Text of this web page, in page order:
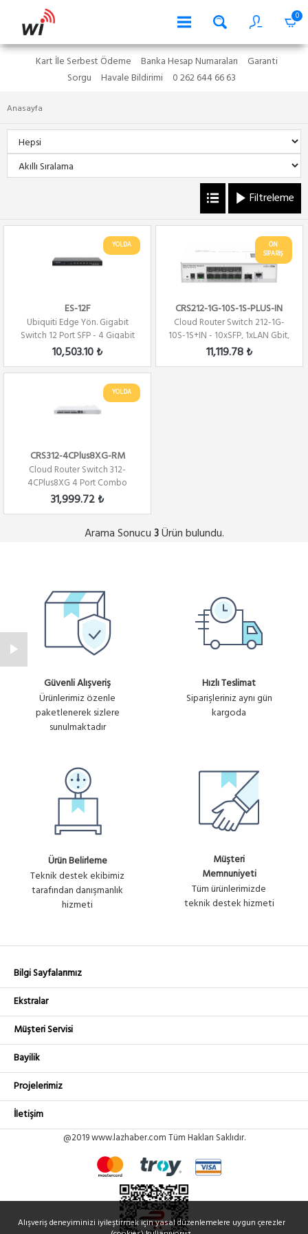
0
Kart İle Serbest Ödeme Banka Hesap Numaraları
Garanti
Sorgu
Havale Bildirimi 0 262 644 66 63
Anasayfa
Filtreleme
YOLDA
ES-12F
Ubiquiti Edge Yön. Gigabit
Switch 12 Port SFP - 4 Gigabit
Ethernet...
10,503.10 ₺
ÖN
SİPARİŞ
CRS212-1G-10S-1S-PLUS-IN
Cloud Router Switch 212-1G-
10S-1S+IN - 10xSFP, 1xLAN Gbit,
1xSFP+ ...
11,119.78 ₺
YOLDA
CRS312-4CPlus8XG-RM
Cloud Router Switch 312-
4CPlus8XG 4 Port Combo
10Gbit SFP+ Eth , ...
31,999.72 ₺
Arama Sonucu 3Ürün bulundu.
Güvenli Alışveriş
Ürünlerimiz özenle
paketlenerek sizlere
sunulmaktadır
Hızlı Teslimat
Siparişleriniz aynı gün
kargoda
Ürün Belirleme
Teknik destek ekibimiz
tarafından danışmanlık
hizmeti
Müşteri
Memnuniyeti
Tüm ürünlerimizde
teknik destek hizmeti
Bilgi Sayfalarımız
Ekstralar
Müşteri Servisi
Bayilik
Projelerimiz
İletişim
@2019 www.lazhaber.com Tüm Hakları Saklıdır.
Alışveriş deneyiminizi iyileştirmek için yasal düzenlemelere uygun çerezler